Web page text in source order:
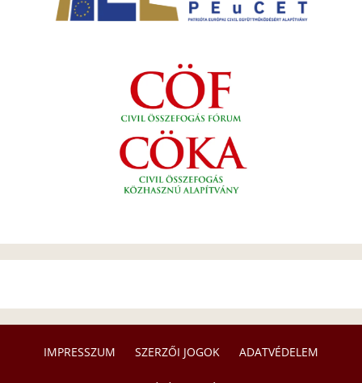
IMPRESSZUM SZERZŐI JOGOK ADATVÉDELEM